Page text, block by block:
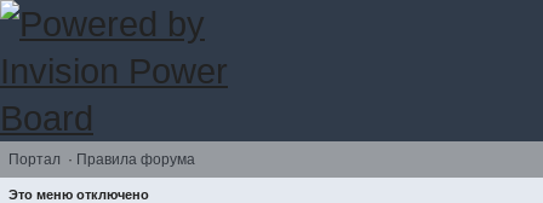
Портал · Правила форума
Это меню отключено